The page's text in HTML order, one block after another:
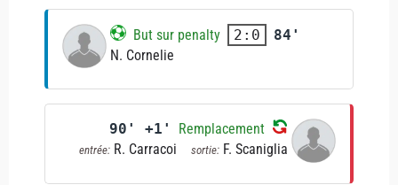
But sur penalty 2:0
84'
N. Cornelie
90' +1' Remplacement
entrée: R. Carracoi sortie: F. Scaniglia